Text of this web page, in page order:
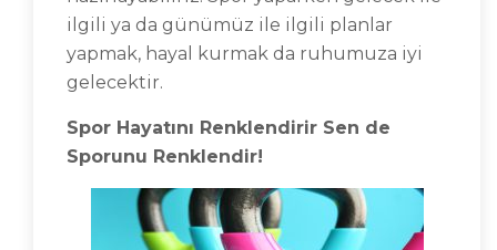
ilgili ya da günümüz ile ilgili planlar
yapmak, hayal kurmak da ruhumuza iyi
gelecektir.
Spor Hayatını Renklendirir Sen de
Sporunu Renklendir!